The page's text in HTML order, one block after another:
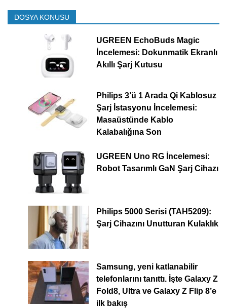
DOSYA KONUSU
UGREEN EchoBuds Magic
İncelemesi: Dokunmatik Ekranlı
Akıllı Şarj Kutusu
Philips 3’ü 1 Arada Qi Kablosuz
Şarj İstasyonu İncelemesi:
Masaüstünde Kablo
Kalabalığına Son
UGREEN Uno RG İncelemesi:
Robot Tasarımlı GaN Şarj Cihazı
Philips 5000 Serisi (TAH5209):
Şarj Cihazını Unutturan Kulaklık
Samsung, yeni katlanabilir
telefonlarını tanıttı. İşte Galaxy Z
Fold8, Ultra ve Galaxy Z Flip 8’e
ilk bakış